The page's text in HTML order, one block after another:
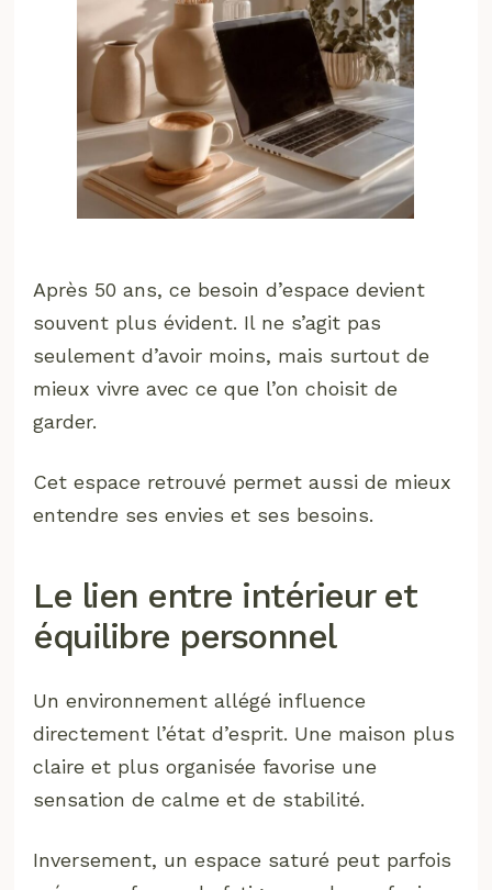
Après 50 ans, ce besoin d’espace devient
souvent plus évident. Il ne s’agit pas
seulement d’avoir moins, mais surtout de
mieux vivre avec ce que l’on choisit de
garder.
Cet espace retrouvé permet aussi de mieux
entendre ses envies et ses besoins.
Le lien entre intérieur et
équilibre personnel
Un environnement allégé influence
directement l’état d’esprit. Une maison plus
claire et plus organisée favorise une
sensation de calme et de stabilité.
Inversement, un espace saturé peut parfois